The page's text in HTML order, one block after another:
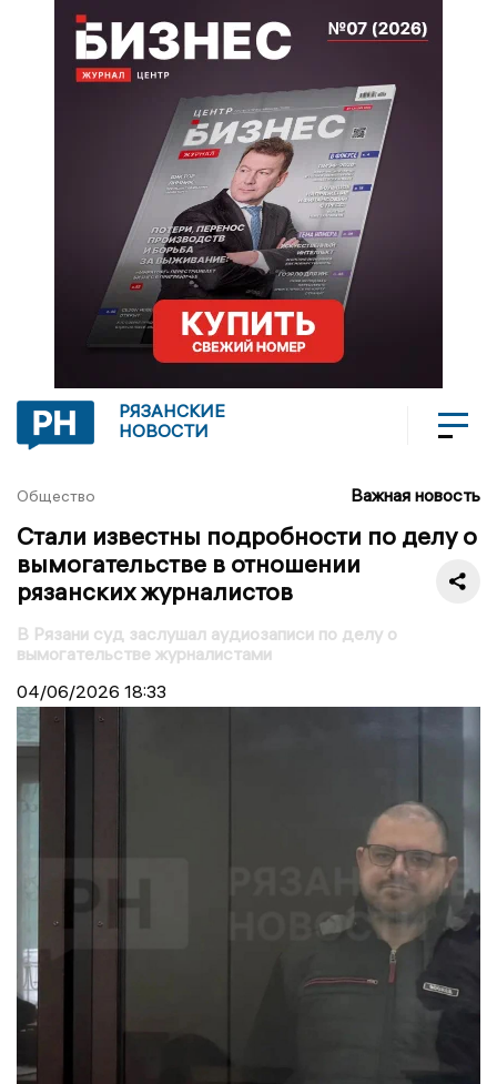
РЯЗАНСКИЕ
НОВОСТИ
Общество Важная новость
Стали известны подробности по делу о
вымогательстве в отношении
рязанских журналистов
В Рязани суд заслушал аудиозаписи по делу о
вымогательстве журналистами
04/06/2026 18:33